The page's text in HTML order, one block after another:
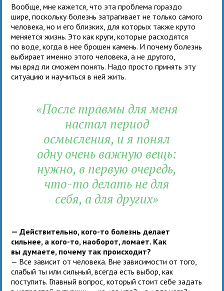
Вообще, мне кажется, что эта проблема гораздо
шире, поскольку болезнь затрагивает не только самого
человека, но и его близких, для которых также круто
меняется жизнь. Это как круги, которые расходятся
по воде, когда в нее брошен камень. И почему болезнь
выбирает именно этого человека, а не другого,
мы вряд ли сможем понять. Надо просто принять эту
ситуацию и научиться в ней жить.
«После травмы для меня
настал период
осмысления, и я понял
одну очень важную вещь:
нужно, в первую очередь,
что-то делать не для
себя, а для других»
— Действительно, кого-то болезнь делает
сильнее, а кого-то, наоборот, ломает. Как
вы думаете, почему так происходит?
— Все зависит от человека. Вне зависимости от того,
слабый ты или сильный, всегда есть выбор, как
поступить. Главный вопрос, который стоит себе задать